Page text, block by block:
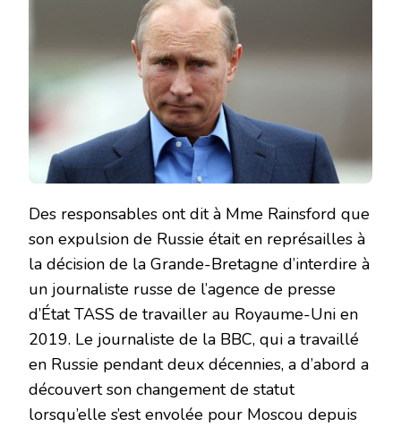
Des responsables ont dit à Mme Rainsford que
son expulsion de Russie était en représailles à
la décision de la Grande-Bretagne d’interdire à
un journaliste russe de l’agence de presse
d’État TASS de travailler au Royaume-Uni en
2019. Le journaliste de la BBC, qui a travaillé
en Russie pendant deux décennies, a d’abord a
découvert son changement de statut
lorsqu’elle s’est envolée pour Moscou depuis